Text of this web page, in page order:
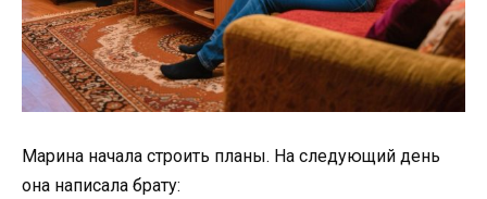
Марина начала строить планы. На следующий день
она написала брату: